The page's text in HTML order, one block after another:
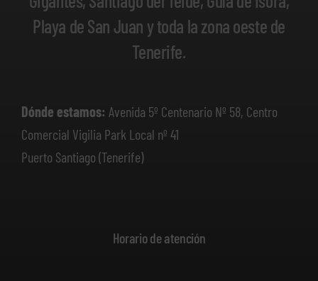
Playa de San Juan y toda la zona oeste de
Tenerife.
Dónde estamos: Avenida 5º Centenario Nº 58, Centro
Comercial Vigilia Park Local nº 41
Puerto Santiago (Tenerife)
Horario de atención